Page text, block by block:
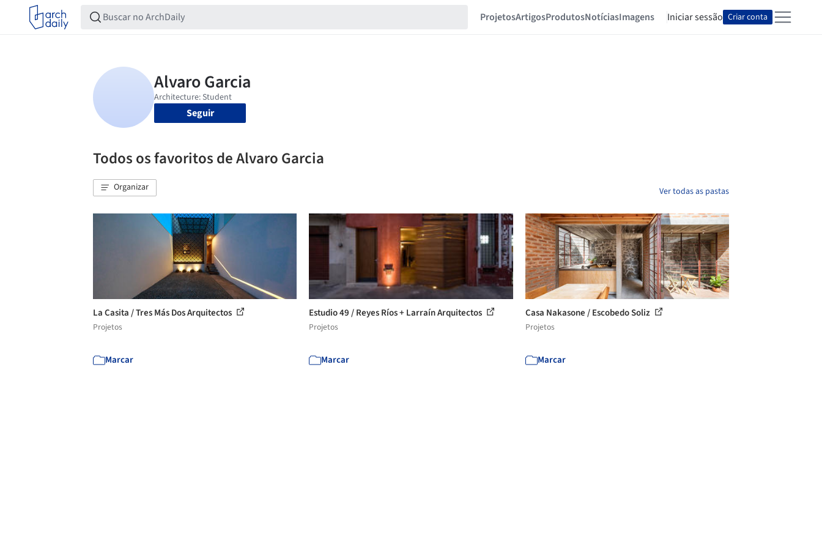
ProjetosArtigosProdutosNotíciasImagens Iniciar sessão Criar conta
Seguir
Todos os favoritos de Alvaro Garcia
Organizar Ver todas as pastas
La Casita / Tres Más Dos Arquitectos
Projetos
Marcar
Estudio 49 / Reyes Ríos + Larraín Arquitectos
Projetos
Marcar
Casa Nakasone / Escobedo Soliz
Projetos
Marcar